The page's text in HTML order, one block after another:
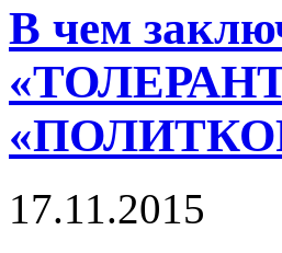
В чем
17.11.2015